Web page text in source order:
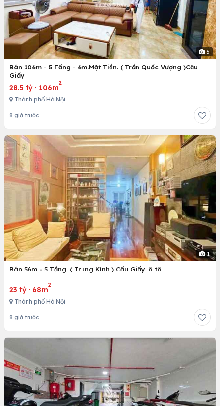
5
Bán 106m - 5 Tầng - 6m.Mặt Tiền. ( Trần Quốc Vượng )Cầu
Giấy
28.5 tỷ · 106m
2
Thành phố Hà Nội
8 giờ trước
1
Bán 56m - 5 Tầng. ( Trung Kính ) Cầu Giấy. ô tô
23 tỷ · 68m
2
Thành phố Hà Nội
8 giờ trước